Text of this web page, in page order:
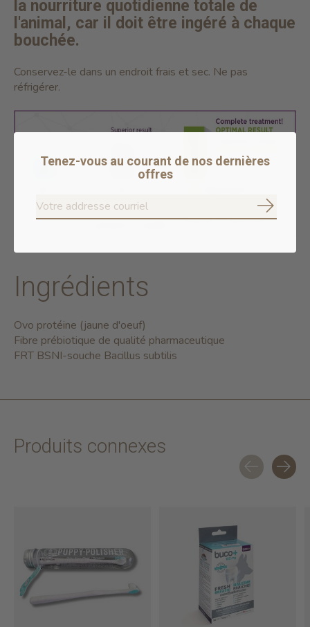
la nourriture quotidienne totale de
l'animal, car il doit être ingéré à chaque
bouchée.
Conservez-le dans un endroit frais et sec. Ne pas
réfrigérer.
Ingrédients
Ovo protéine (jaune d'oeuf)
Fibre prébiotique de qualité pharmaceutique
FRT BSNI-souche Bacillus subtilis
Produits connexes
Tenez-vous au courant de nos dernières
offres